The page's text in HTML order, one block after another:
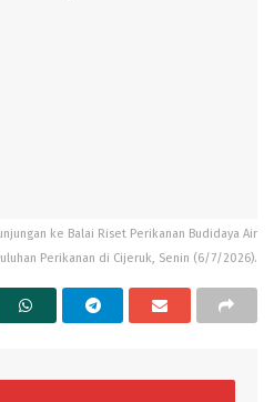
ke Balai Riset Perikanan Budidaya Air
Perikanan di Cijeruk, Senin (6/7/2026).